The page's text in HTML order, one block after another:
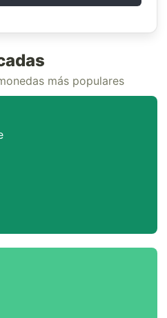
más populares